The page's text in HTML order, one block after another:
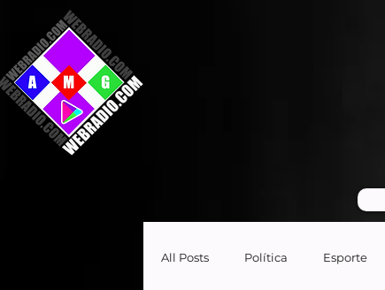
All Posts Política Esporte